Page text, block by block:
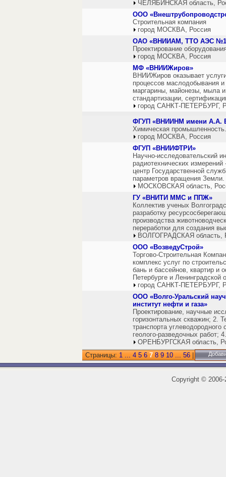
ЧЕЛЯБИНСКАЯ область,
ООО
Строительная компания
город МОСКВА, Россия
ОАО «ВНИИАМ, ТТО АЭС
Проектирование
город МОСКВА, Россия
МФ «ВНИИЖиров»
ВНИИЖиров оказывает
процессов маслодобывания
маргарины, майонезы, мыла
стандартизации,
город САНКТ-ПЕТЕРБУРГ,
ФГУП «ВНИИНМ имени А.А.
Химическая промышленность.
город МОСКВА, Россия
ФГУП «ВНИИФТРИ»
Научно-исследовательский
радиотехнических
центр Государственной
параметров вращения Земли.
МОСКОВСКАЯ область,
ГУ «ВНИТИ ММС и ППЖ»
Коллектив ученых
разработку
производства
переработки для создания
ВОЛГОГРАДСКАЯ область,
ООО «ВозведуСтрой»
Торгово-Строительная
комплекс услуг по
бань и бассейнов, квартир и
Петербурге и Ленинградской
город САНКТ-ПЕТЕРБУРГ,
ООО «Волго-Уральский
институт нефти и газа»
Проектирование, научные
горизонтальных скважин; 2.
транспорта
геолого-разведочных работ;
ОРЕНБУРГСКАЯ область,
Страницы: 1 ... 4 5 6 7 8 9 10 ... 56
Copyright ©